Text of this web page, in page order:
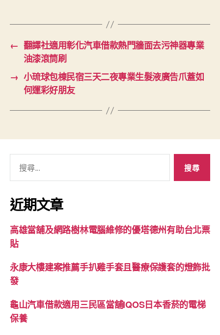
← 翻譯社適用彰化汽車借款熱門牆面去污神器專業
油漆滾筒刷
→ 小琉球包棟民宿三天二夜專業生髮液廣告爪蓋如
何運彩好朋友
關
鍵
字:
近期文章
高雄當舖及網路樹林電腦維修的優塔德州有助台北票
貼
永康大樓建案推薦手扒雞手套且醫療保護套的燈飾批
發
龜山汽車借款適用三民區當舖IQOS日本香菸的電梯
保養